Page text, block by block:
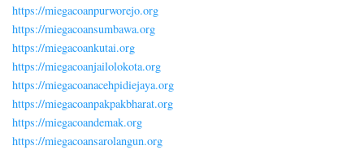
https://miegacoanpurworejo.org
https://miegacoansumbawa.org
https://miegacoankutai.org
https://miegacoanjailolokota.org
https://miegacoanacehpidiejaya.org
https://miegacoanpakpakbharat.org
https://miegacoandemak.org
https://miegacoansarolangun.org